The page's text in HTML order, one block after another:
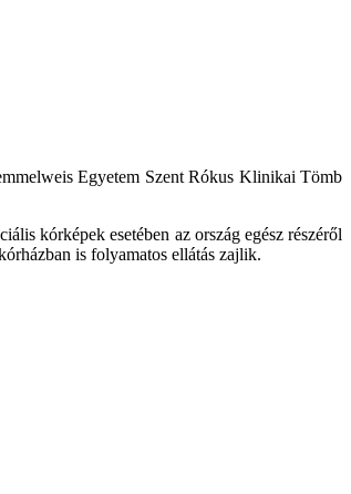
Egyetem Szent Rókus Klinikai Tömb
kórképek esetében az ország egész részéről
is folyamatos ellátás zajlik.